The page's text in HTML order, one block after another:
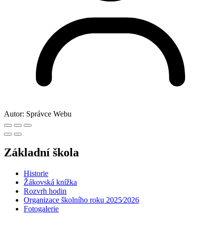
Autor: Správce Webu
Základní škola
Historie
Žákovská knížka
Rozvrh hodin
Organizace školního roku 2025⁄2026
Fotogalerie